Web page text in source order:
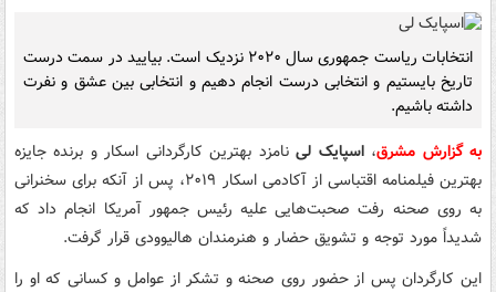
انتخابات ریاست جمهوری سال ۲۰۲۰ نزدیک است. بیایید در سمت درست
تاریخ بایستیم و انتخابی درست انجام دهیم و انتخابی بین عشق و نفرت
داشته باشیم.
به گزارش مشرق، اسپایک لینامزد بهترین کارگردانی اسکار و برنده جایزه
بهترین فیلمنامه اقتباسی از آکادمی اسکار ۲۰۱۹، پس از آنکه برای سخنرانی
به روی صحنه رفت صحبت‌هایی علیه رئیس جمهور آمریکا انجام داد که
شدیداً مورد توجه و تشویق حضار و هنرمندان هالیوودی قرار گرفت.
این کارگردان پس از حضور روی صحنه و تشکر از عوامل و کسانی که او را